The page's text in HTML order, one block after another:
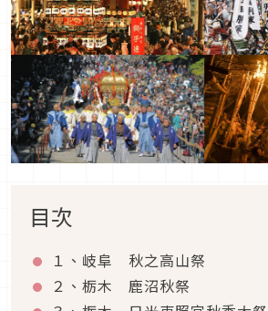
目次
１、岐阜 秋之高山祭
２、栃木 鹿沼秋祭